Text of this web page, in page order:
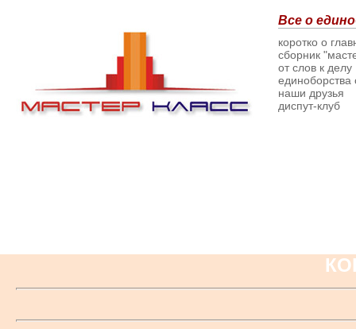
Все о
коротко о
сборник
от слов к делу
наши друзья
диспут-клуб